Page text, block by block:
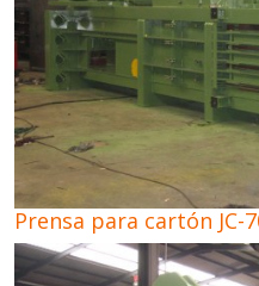
Prensa para cartón JC-